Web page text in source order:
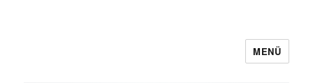
MENÜ